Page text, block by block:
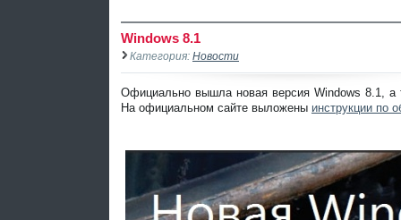
Windows 8.1
Категория: Новости
Официально вышла новая версия Windows 8.1, а
На официальном сайте выложены инструкции по